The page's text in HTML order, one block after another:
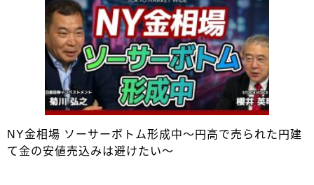
NY金相場 ソーサーボトム形成中～円高で売られた円建
て金の安値売込みは避けたい～